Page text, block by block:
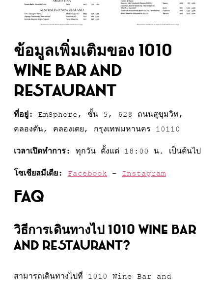
ข้อมูลเพิ่มเติมของ 1010
Wine Bar and
Restaurant
ที่อยู่:
EmSphere, ชั้น 5, 628 ถนนสุขุมวิท,
คลองตัน, คลองเตย, กรุงเทพมหานคร 10110
เวลาเปิดทำการ: ทุกวัน ตั้งแต่ 18:00 น. เป็นต้นไป
โซเชียลมีเดีย: Facebook – Instagram
FAQ
วิธีการเดินทางไป 1010 Wine Bar
and Restaurant?
สามารถเดินทางไปที่ 1010 Wine Bar and